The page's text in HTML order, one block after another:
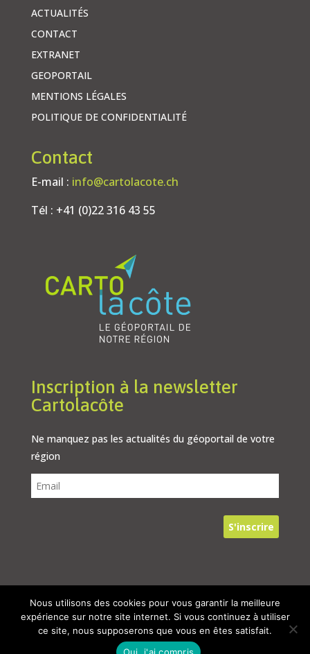
ACTUALITÉS
CONTACT
EXTRANET
GEOPORTAIL
MENTIONS LÉGALES
POLITIQUE DE CONFIDENTIALITÉ
Contact
E-mail : info@cartolacote.ch
Tél : +41 (0)22 316 43 55
Inscription à la newsletter
Cartolacôte
Ne manquez pas les actualités du géoportail de votre
région
© 2024, Tous droits réservés – Cartolacôte
Nous utilisons des cookies pour vous garantir la meilleure
expérience sur notre site internet. Si vous continuez à utiliser
ce site, nous supposerons que vous en êtes satisfait.
Oui, j'ai compris